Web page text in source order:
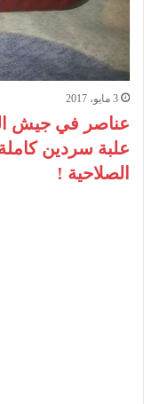
3 مايو، 2017
عناصر في جيش
علبة سردين كاملة
الصلاحية !